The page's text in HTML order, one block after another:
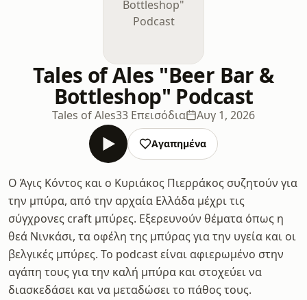
Tales of Ales "Beer Bar &
Bottleshop" Podcast
Tales of Ales33 Επεισόδια Αυγ 1, 2026
Αγαπημένα
Ο Άγις Κόντος και ο Κυριάκος Πιερράκος συζητούν για
την μπύρα, από την αρχαία Ελλάδα μέχρι τις
σύγχρονες craft μπύρες. Εξερευνούν θέματα όπως η
θεά Νινκάσι, τα οφέλη της μπύρας για την υγεία και οι
βελγικές μπύρες. Το podcast είναι αφιερωμένο στην
αγάπη τους για την καλή μπύρα και στοχεύει να
διασκεδάσει και να μεταδώσει το πάθος τους.